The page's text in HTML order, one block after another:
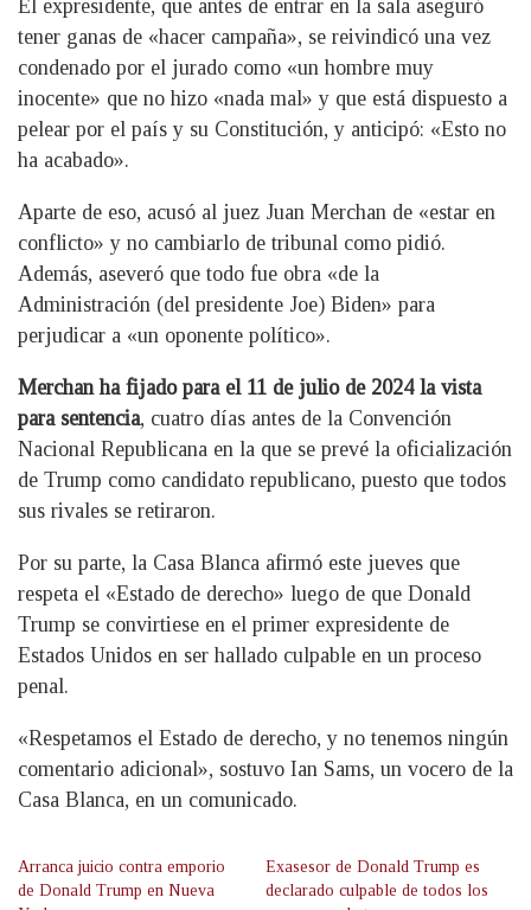
El expresidente, que antes de entrar en la sala aseguró
tener ganas de «hacer campaña», se reivindicó una vez
condenado por el jurado como «un hombre muy
inocente» que no hizo «nada mal» y que está dispuesto a
pelear por el país y su Constitución, y anticipó: «Esto no
ha acabado».
Aparte de eso, acusó al juez Juan Merchan de «estar en
conflicto» y no cambiarlo de tribunal como pidió.
Además, aseveró que todo fue obra «de la
Administración (del presidente Joe) Biden» para
perjudicar a «un oponente político».
Merchan ha fijado para el 11 de julio de 2024 la vista
para sentencia, cuatro días antes de la Convención
Nacional Republicana en la que se prevé la oficialización
de Trump como candidato republicano, puesto que todos
sus rivales se retiraron.
Por su parte, la Casa Blanca afirmó este jueves que
respeta el «Estado de derecho» luego de que Donald
Trump se convirtiese en el primer expresidente de
Estados Unidos en ser hallado culpable en un proceso
penal.
«Respetamos el Estado de derecho, y no tenemos ningún
comentario adicional», sostuvo Ian Sams, un vocero de la
Casa Blanca, en un comunicado.
Arranca juicio contra emporio
de Donald Trump en Nueva
Exasesor de Donald Trump es
declarado culpable de todos los